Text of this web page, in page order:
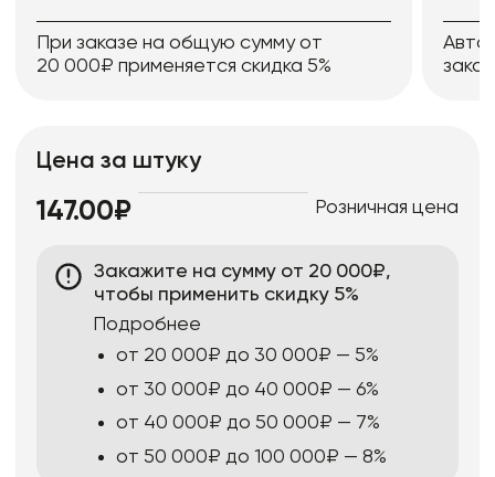
При заказе на общую сумму от
20 000₽ применяется скидка 5%
Цена за штуку
147.00₽ Розничная цена
Закажите на сумму от 20 000₽,
чтобы применить скидку 5%
Подробнее
от 20 000₽ до 30 000₽ — 5%
от 30 000₽ до 40 000₽ — 6%
от 40 000₽ до 50 000₽ — 7%
от 50 000₽ до 100 000₽ — 8%